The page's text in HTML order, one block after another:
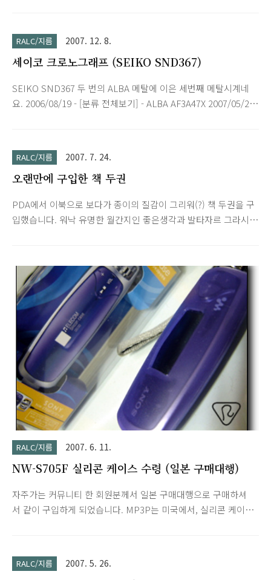
RALC/지름 2007. 12. 8.
세이코 크로노그래프 (SEIKO SND367)
SEIKO SND367 두 번의 ALBA 메탈에 이은 세번째 메탈시계네
요. 2006/08/19 - [분류 전체보기] - ALBA AF3A47X 2007/05/26
스 벨트 / 케이스 : 스테인레스 스틸 □ 색상 문자판 : 블랙 케이스
/ 벨트 : 실버 □ 사이즈 케이스 직경 : 약 38mm 케이스 두께 : 약
10mm 중량 : 약 120g □ 사양 쿼츠 무브먼트(7T92), 크로노그래
이스, 설명서, 보증서 ■ SND367J와 SND367P의 차이점은? 무
브먼트라던지 부속의 차이는 없습니다. 다만 조립의 차..
RALC/지름 2007. 7. 24.
오랜만에 구입한 책 두권
PDA에서 이북으로 보다가 종이의 질감이 그리워(?) 책 두권을 구
입했습니다. 워낙 유명한 월간지인 좋은생각과 발타자르 그라시
작이라서 이북으로 있지만 두고두고 보려고 선택했습니다. 사진
은 TJ37로 찍었습니다. 노이즈가 많이 보이네요.
RALC/지름 2007. 6. 11.
NW-S705F 실리콘 케이스 수령 (일본 구매대행)
자주가는 커뮤니티 한 회원분께서 일본 구매대행으로 구매하셔
서 같이 구입하게 되었습니다. MP3P는 미국에서, 실리콘 케이스
청 많이 묻네요. 하지만 흠집보호는 확실히 할 것 같습니다.
RALC/지름 2007. 5. 26.